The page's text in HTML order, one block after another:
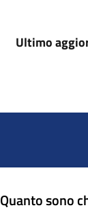
Ultimo
Quanto sono